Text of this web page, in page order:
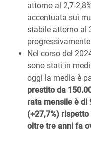
attorno al 2,7-
accentuata sui
stabile attorno al
Nel corso del
sono stati in
oggi la media è
prestito da
rata mensile è di
(+27,7%)
oltre tre anni fa